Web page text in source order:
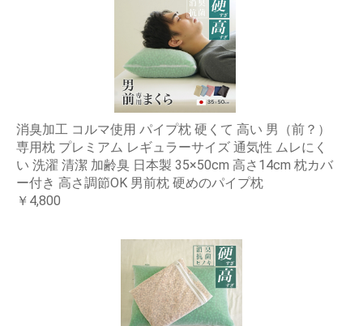
消臭加工 コルマ使用 パイプ枕 硬くて 高い 男（前？）
専用枕 プレミアム レギュラーサイズ 通気性 ムレにく
い 洗濯 清潔 加齢臭 日本製 35×50cm 高さ14cm 枕カバ
ー付き 高さ調節OK 男前枕 硬めのパイプ枕
￥4,800